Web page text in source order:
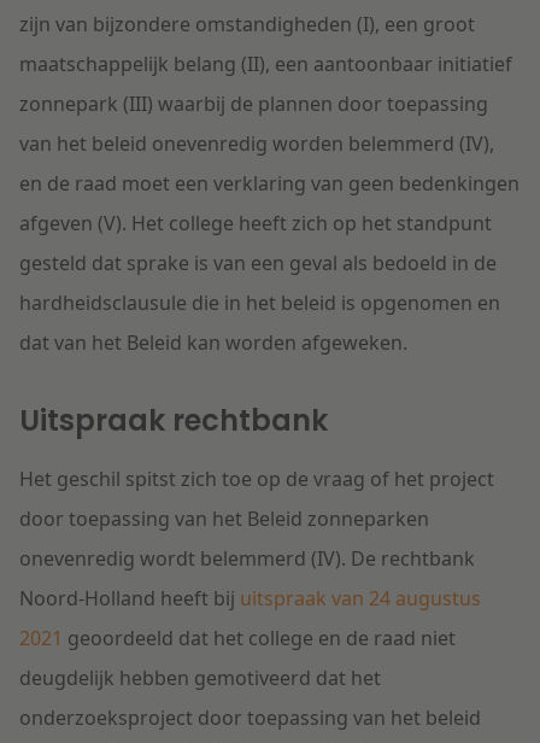
zijn van bijzondere omstandigheden (I), een groot
maatschappelijk belang (II), een aantoonbaar initiatief
zonnepark (III) waarbij de plannen door toepassing
van het beleid onevenredig worden belemmerd (IV),
en de raad moet een verklaring van geen bedenkingen
afgeven (V). Het college heeft zich op het standpunt
gesteld dat sprake is van een geval als bedoeld in de
hardheidsclausule die in het beleid is opgenomen en
dat van het Beleid kan worden afgeweken.
Uitspraak rechtbank
Het geschil spitst zich toe op de vraag of het project
door toepassing van het Beleid zonneparken
onevenredig wordt belemmerd (IV). De rechtbank
Noord-Holland heeft bij uitspraak van 24 augustus
2021 geoordeeld dat het college en de raad niet
deugdelijk hebben gemotiveerd dat het
onderzoeksproject door toepassing van het beleid